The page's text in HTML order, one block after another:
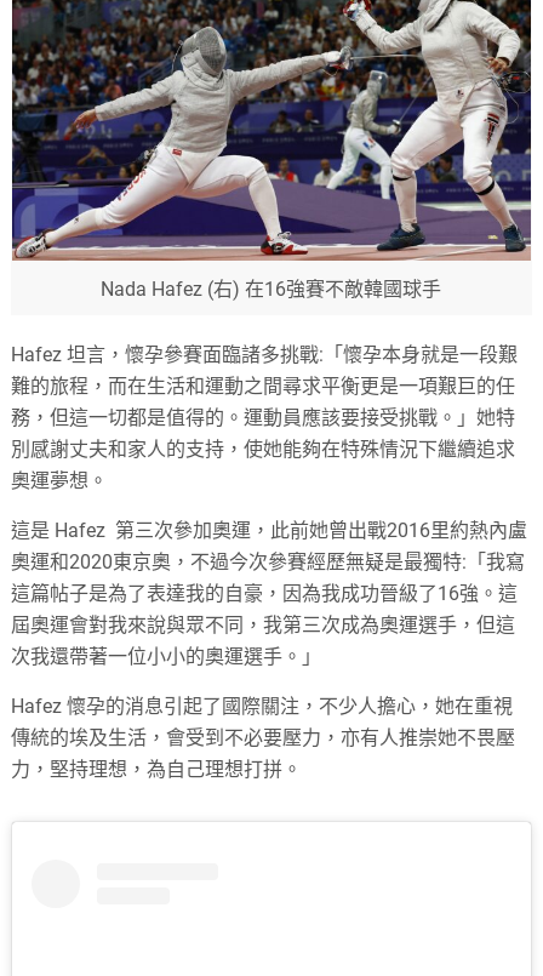
Nada Hafez (右) 在16強賽不敵韓國球手
Hafez 坦言，懷孕參賽面臨諸多挑戰:「懷孕本身就是一段艱
難的旅程，而在生活和運動之間尋求平衡更是一項艱巨的任
務，但這一切都是值得的。運動員應該要接受挑戰。」她特
別感謝丈夫和家人的支持，使她能夠在特殊情況下繼續追求
奧運夢想。
這是 Hafez 第三次參加奧運，此前她曾出戰2016里約熱內盧
奧運和2020東京奧，不過今次參賽經歷無疑是最獨特:「我寫
這篇帖子是為了表達我的自豪，因為我成功晉級了16強。這
屆奧運會對我來說與眾不同，我第三次成為奧運選手，但這
次我還帶著一位小小的奧運選手。」
Hafez 懷孕的消息引起了國際關注，不少人擔心，她在重視
傳統的埃及生活，會受到不必要壓力，亦有人推崇她不畏壓
力，堅持理想，為自己理想打拼。